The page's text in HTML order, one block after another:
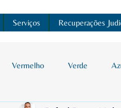
Serviços Recuperações
Vermelho Verde